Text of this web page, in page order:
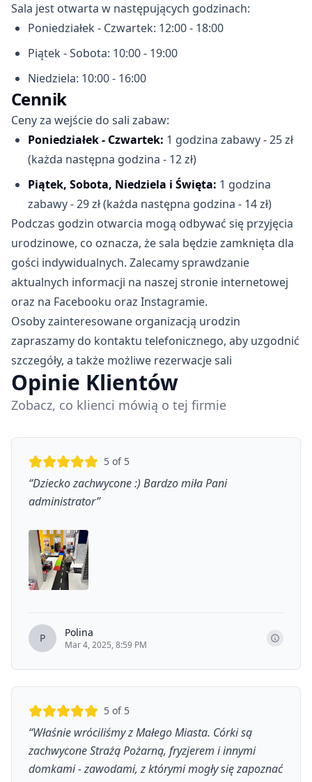
Sala jest otwarta w następujących godzinach:
Poniedziałek - Czwartek: 12:00 - 18:00
Piątek - Sobota: 10:00 - 19:00
Niedziela: 10:00 - 16:00
Cennik
Ceny za wejście do sali zabaw:
Poniedziałek - Czwartek: 1 godzina zabawy - 25 zł
(każda następna godzina - 12 zł)
Piątek, Sobota, Niedziela i Święta: 1 godzina
zabawy - 29 zł (każda następna godzina - 14 zł)
Podczas godzin otwarcia mogą odbywać się przyjęcia
urodzinowe, co oznacza, że sala będzie zamknięta dla
gości indywidualnych. Zalecamy sprawdzanie
aktualnych informacji na naszej stronie internetowej
oraz na Facebooku oraz Instagramie.
Osoby zainteresowane organizacją urodzin
zapraszamy do kontaktu telefonicznego, aby uzgodnić
szczegóły, a także możliwe rezerwacje sali
Opinie Klientów
Zobacz, co klienci mówią o tej firmie
5 of 5
“Dziecko zachwycone :) Bardzo miła Pani
administrator”
P Polina
Mar 4, 2025, 8:59 PM
5 of 5
“Właśnie wróciliśmy z Małego Miasta. Córki są
zachwycone Strażą Pożarną, fryzjerem i innymi
domkami - zawodami, z którymi mogły się zapoznać